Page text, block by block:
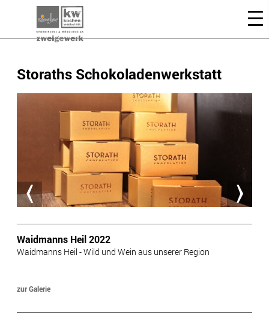
Storaths Schokoladenwerkstatt
Waidmanns Heil 2022
Waidmanns Heil - Wild und Wein aus unserer Region
zur Galerie